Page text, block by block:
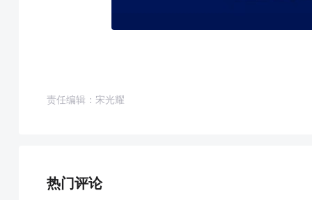
责任编辑：宋光耀
热门评论